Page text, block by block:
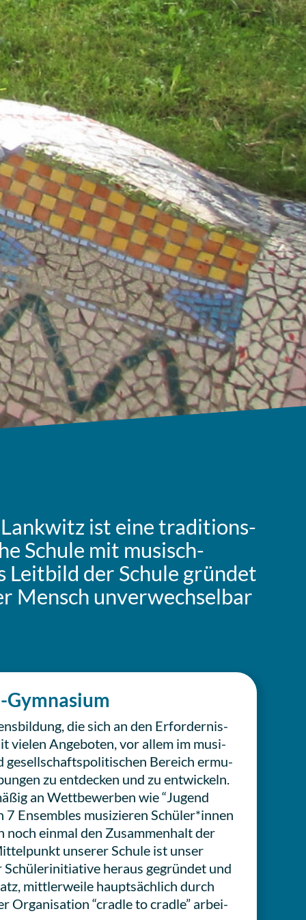
ist eine tra­di­ti­ons­
Schule mit musisch-
Leit­bild der Schule gründet
Mensch unver­wech­sel­bar
Gym­na­si­um
die sich an den Erfor­der­nis­
vielen Ange­bo­ten, vor allem im musi­
gesell­schafts­po­li­ti­schen Bereich ermu­
zu ent­de­cken und zu ent­wi­ckeln.
an Wett­be­wer­ben wie “Jugend
7 Ensem­bles musi­zie­ren Schüler*innen
einmal den Zusam­men­halt der
unserer Schule ist unser
heraus gegrün­det und
mitt­ler­wei­le haupt­säch­lich durch
Orga­ni­sa­ti­on “cradle to cradle” arbei­